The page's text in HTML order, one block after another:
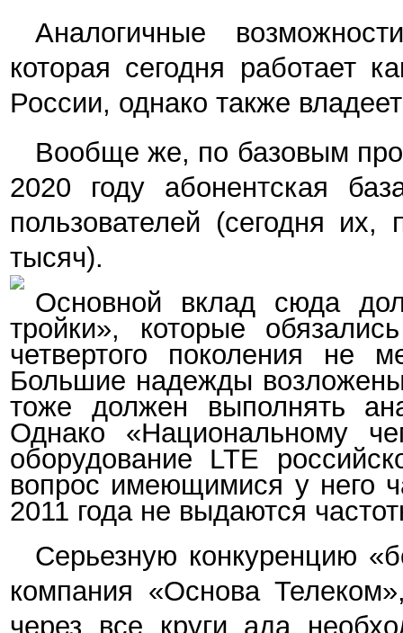
Аналогичные
которая сегодня работает
России, однако также
Вообще же, по базовым
2020 году абонентская
пользователей (сегодня
тысяч).
Основной вклад сюда
тройки», которые обязались
четвертого поколения
Большие надежды
тоже должен выполнять
Однако «Национальному
оборудование LTE
вопрос имеющимися у него
2011 года не выдаются
Серьезную конкуренцию
компания «Основа
через все круги ада